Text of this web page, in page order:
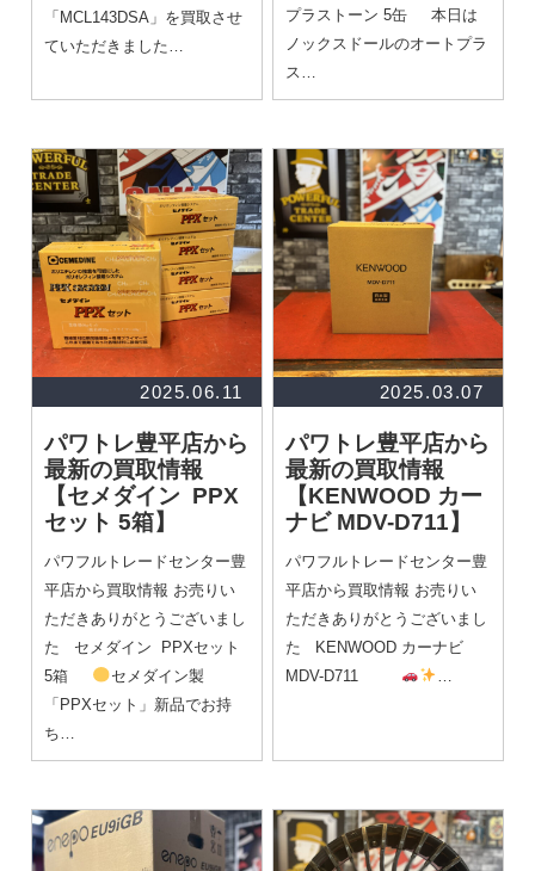
「MCL143DSA」を買取させ
ていただきました…
プラストーン 5缶 本日は
ノックスドールのオートプラ
ス…
2025.06.11
パワトレ豊平店から
最新の買取情報
【セメダイン PPX
セット 5箱】
パワフルトレードセンター豊
平店から買取情報 お売りい
ただきありがとうございまし
た セメダイン PPXセット
5箱
セメダイン製
「PPXセット」新品でお持
ち…
2025.03.07
パワトレ豊平店から
最新の買取情報
【KENWOOD カー
ナビ MDV-D711】
パワフルトレードセンター豊
平店から買取情報 お売りい
ただきありがとうございまし
た KENWOOD カーナビ
MDV-D711
…